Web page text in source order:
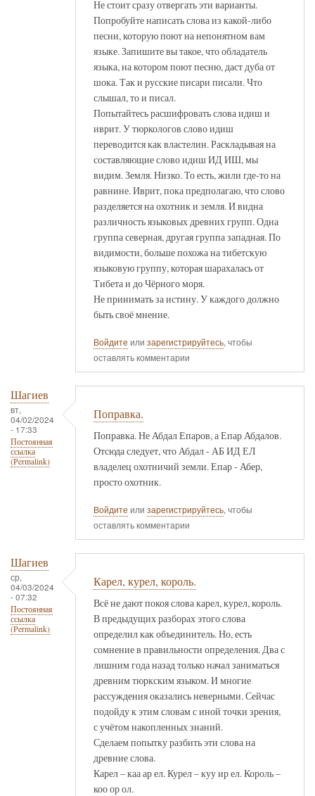
Не стоит сразу отвергать эти варианты.
Попробуйте написать слова из какой-либо
песни, которую поют на непонятном вам
языке. Запишите вы такое, что обладатель
языка, на котором поют песню, даст дуба от
шока. Так и русские писари писали. Что
слышал, то и писал.
Попытайтесь расшифровать слова идиш и
иврит. У тюркологов слово идиш
переводится как властелин. Раскладывая на
составляющие слово идиш ИД ИШ, мы
видим. Земля. Низко. То есть, жили где-то на
равнине. Иврит, пока предполагаю, что слово
разделяется на охотник и земля. И видна
различность языковых древних групп. Одна
группа северная, другая группа западная. По
видимости, больше похожа на тибетскую
языковую группу, которая шарахалась от
Тибета и до Чёрного моря.
Не принимать за истину. У каждого должно
быть своё мнение.
Войдите или зарегистрируйтесь, чтобы
оставлять комментарии
Шагиев
вт,
04/02/2024
- 17:33
Постоянная
ссылка
(Permalink)
Поправка.
Поправка. Не Абдал Епаров, а Епар Абдалов.
Отсюда следует, что Абдал - АБ ИД ЕЛ
владелец охотничий земли. Епар - Абер,
просто охотник.
Войдите или зарегистрируйтесь, чтобы
оставлять комментарии
Шагиев
ср,
04/03/2024
- 07:32
Постоянная
ссылка
(Permalink)
Карел, курел, король.
Всё не дают покоя слова карел, курел, король.
В предыдущих разборах этого слова
определил как объединитель. Но, есть
сомнение в правильности определения. Два с
лишним года назад только начал заниматься
древним тюркским языком. И многие
рассуждения оказались неверными. Сейчас
подойду к этим словам с иной точки зрения,
с учётом накопленных знаний.
Сделаем попытку разбить эти слова на
древние слова.
Карел – каа ар ел. Курел – куу ир ел. Король –
коо ор ол.